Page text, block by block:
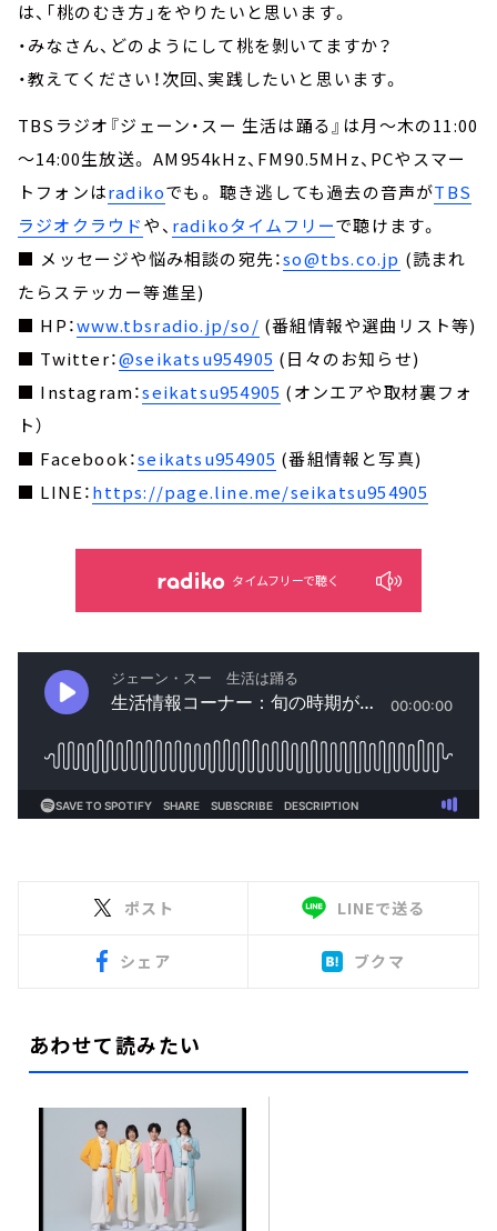
は、「桃のむき方」をやりたいと思います。
・みなさん、どのようにして桃を剝いてますか？
・教えてください！次回、実践したいと思います。
TBSラジオ『ジェーン・スー 生活は踊る』は月～木の11:00
～14:00生放送。 AM954kHz、FM90.5MHz、PCやスマー
トフォンはradikoでも。 聴き逃しても過去の音声がTBS
ラジオクラウドや、 radikoタイムフリーで聴けます。
■ メッセージや悩み相談の宛先：so@tbs.co.jp (読まれ
たらステッカー等進呈)
■ HP：www.tbsradio.jp/so/ (番組情報や選曲リスト等)
■ Twitter：@seikatsu954905 (日々のお知らせ)
■ Instagram：seikatsu954905 (オンエアや取材裏フォ
ト）
■ Facebook：seikatsu954905 (番組情報と写真)
■ LINE：https://page.line.me/seikatsu954905
タイムフリーで聴く
ポスト LINEで送る
シェア ブクマ
あわせて読みたい